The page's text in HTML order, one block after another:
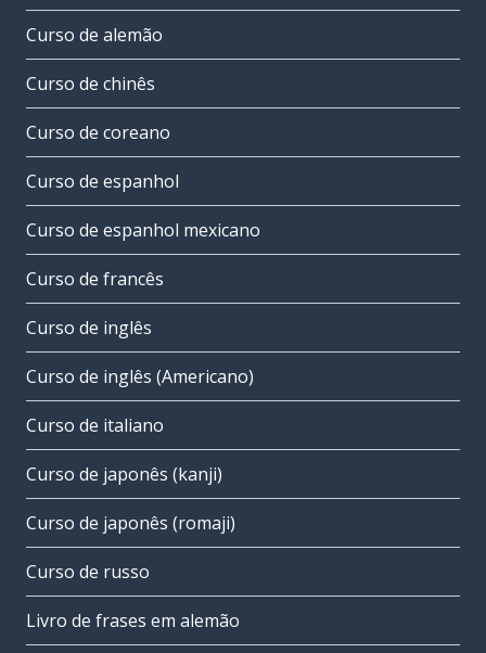
Curso de alemão
Curso de chinês
Curso de coreano
Curso de espanhol
Curso de espanhol mexicano
Curso de francês
Curso de inglês
Curso de inglês (Americano)
Curso de italiano
Curso de japonês (kanji)
Curso de japonês (romaji)
Curso de russo
Livro de frases em alemão